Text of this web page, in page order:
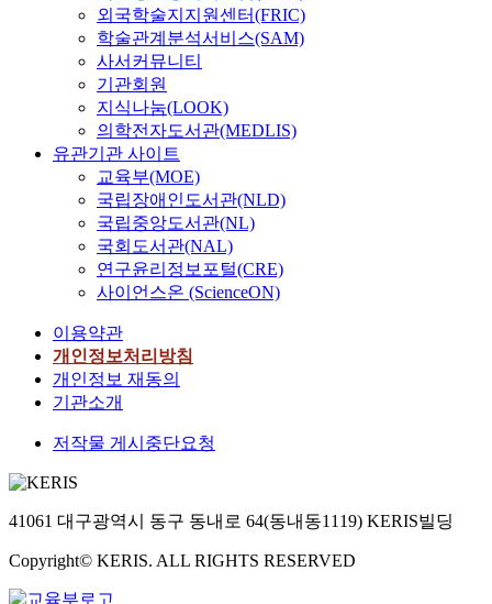
외국학술지지원센터(FRIC)
학술관계분석서비스(SAM)
사서커뮤니티
기관회원
지식나눔(LOOK)
의학전자도서관(MEDLIS)
유관기관 사이트
교육부(MOE)
국립장애인도서관(NLD)
국립중앙도서관(NL)
국회도서관(NAL)
연구윤리정보포털(CRE)
사이언스온 (ScienceON)
이용약관
개인정보처리방침
개인정보 재동의
기관소개
저작물 게시중단요청
41061 대구광역시 동구 동내로 64(동내동1119) KERIS빌딩
Copyright© KERIS. ALL RIGHTS RESERVED